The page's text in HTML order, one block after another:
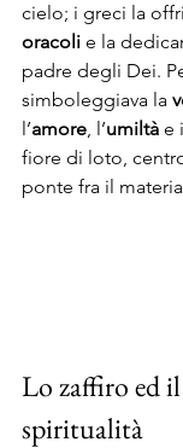
cielo; i greci la
oracoli e la
padre degli Dei.
simboleggiava la
l’amore, l’umiltà e
fiore di loto,
ponte fra il
Lo zaffiro ed
spiritualità